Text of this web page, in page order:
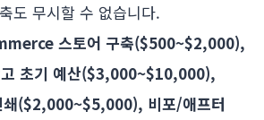
도 무시할 수 없습니다.
스토어 구축($500~$2,000),
초기 예산($3,000~$10,000),
쇄($2,000~$5,000), 비포/애프터